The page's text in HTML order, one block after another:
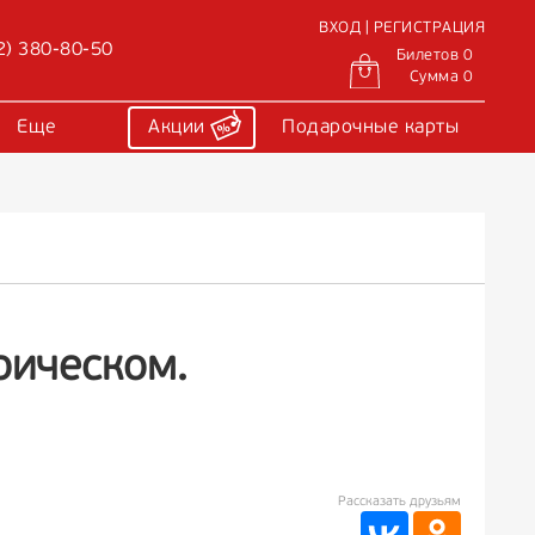
380-80-50
ВХОД | РЕГИСТРАЦИЯ
Билетов 0
Сумма 0
Еще Акции Подарочные карты
Рассказать друзьям